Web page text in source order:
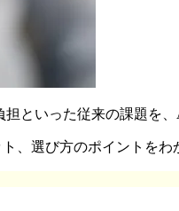
といった従来の課題を
、選び方のポイントをわ